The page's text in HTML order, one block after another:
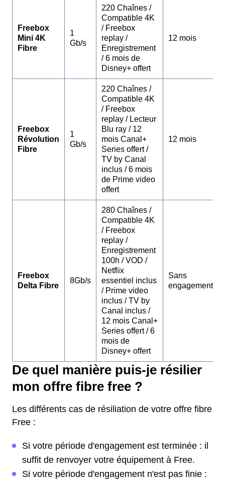
Freebox
Mini 4K
Fibre
1
Gb/s
220 Chaînes /
Compatible 4K
/ Freebox
replay /
Enregistrement
/ 6 mois de
Disney+ offert
12 mois
Freebox
Révolution
Fibre
1
Gb/s
220 Chaînes /
Compatible 4K
/ Freebox
replay / Lecteur
Blu ray / 12
mois Canal+
Series offert /
TV by Canal
inclus / 6 mois
de Prime video
offert
12 mois
Freebox
Delta Fibre
8Gb/s
280 Chaînes /
Compatible 4K
/ Freebox
replay /
Enregistrement
100h / VOD /
Netflix
essentiel inclus
/ Prime video
inclus / TV by
Canal inclus /
12 mois Canal+
Series offert / 6
mois de
Disney+ offert
Sans
engagement
De quel manière puis-je résilier
mon offre fibre free ?
Les différents cas de résiliation de votre offre fibre
Free :
Si votre période d'engagement est terminée : il
suffit de renvoyer votre équipement à Free.
Si votre période d'engagement n'est pas finie :